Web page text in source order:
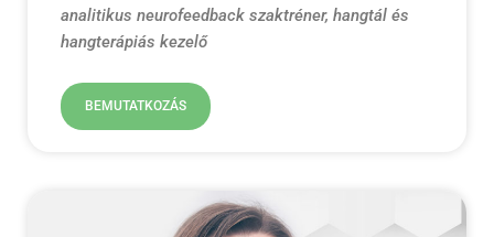
analitikus neurofeedback szaktréner, hangtál és
hangterápiás kezelő
BEMUTATKOZÁS